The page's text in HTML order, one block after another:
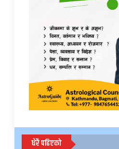
धेरै पढिएको